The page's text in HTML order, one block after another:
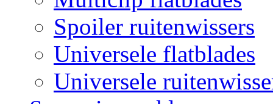
Spoiler ruitenwissers
Universele flatblades
Universele